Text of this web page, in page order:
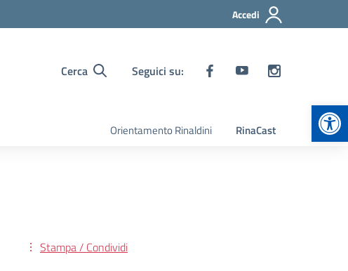
Accedi
Cerca Seguici su:
Orientamento Rinaldini RinaCast
Stampa / Condividi